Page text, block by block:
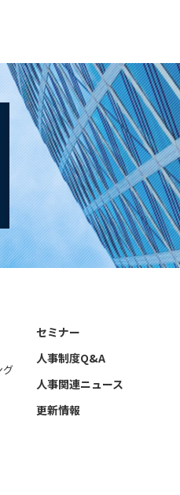
グ
セミナー
人事制度Q&A
人事関連ニュース
更新情報